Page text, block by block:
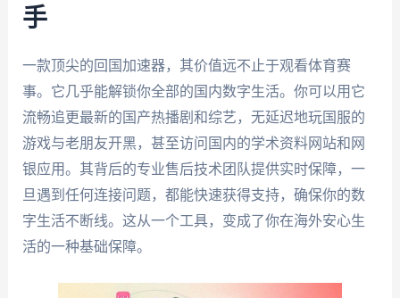
手
一款顶尖的回国加速器，其价值远不止于观看体育赛
事。它几乎能解锁你全部的国内数字生活。你可以用它
流畅追更最新的国产热播剧和综艺，无延迟地玩国服的
游戏与老朋友开黑，甚至访问国内的学术资料网站和网
银应用。其背后的专业售后技术团队提供实时保障，一
旦遇到任何连接问题，都能快速获得支持，确保你的数
字生活不断线。这从一个工具，变成了你在海外安心生
活的一种基础保障。